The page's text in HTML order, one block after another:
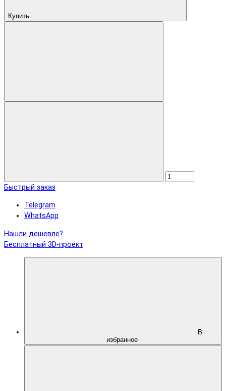
Купить
Быстрый заказ
Telegram
WhatsApp
Нашли дешевле?
Бесплатный 3D-проект
В
избранное